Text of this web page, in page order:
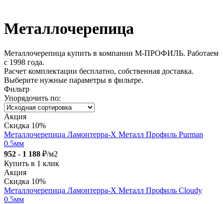
Металлочерепица
Металлочерепица купить в компании М-ПРОФИЛЬ. Работаем
с 1998 года.
Расчет комплектации бесплатно, собственная доставка.
Выберите нужные параметры в фильтре.
Фильтр
Упорядочить по:
Акция
Скидка 10%
Металлочерепица Ламонтерра-X Металл Профиль Purman
0.5мм
952 - 1 188 ₽/м2
Купить в 1 клик
Акция
Скидка 10%
Металлочерепица Ламонтерра-X Металл Профиль Cloudy
0.5мм